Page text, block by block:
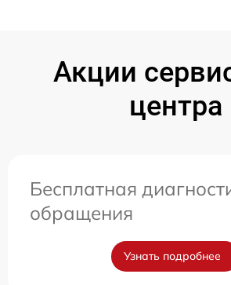
Акции
центра
Бесплатная
обращения
Узнать подробнее